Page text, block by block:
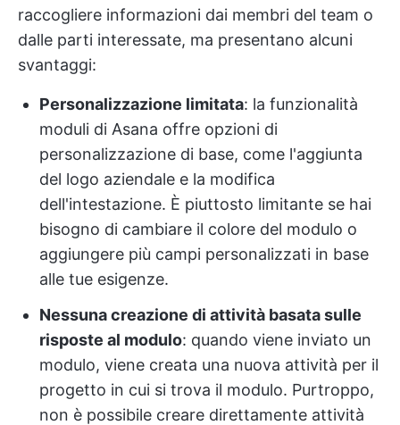
raccogliere informazioni dai membri del team o
dalle parti interessate, ma presentano alcuni
svantaggi:
Personalizzazione limitata: la funzionalità
moduli di Asana offre opzioni di
personalizzazione di base, come l'aggiunta
del logo aziendale e la modifica
dell'intestazione. È piuttosto limitante se hai
bisogno di cambiare il colore del modulo o
aggiungere più campi personalizzati in base
alle tue esigenze.
Nessuna creazione di attività basata sulle
risposte al modulo: quando viene inviato un
modulo, viene creata una nuova attività per il
progetto in cui si trova il modulo. Purtroppo,
non è possibile creare direttamente attività